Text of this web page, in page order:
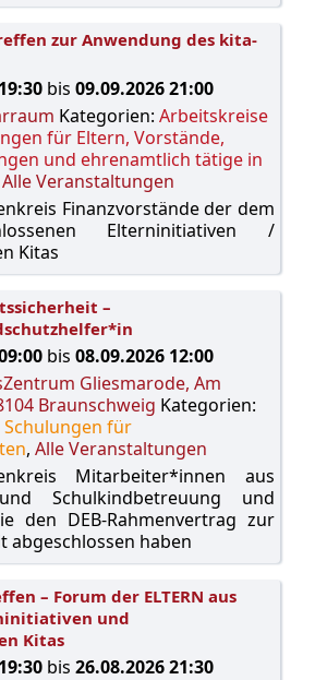
zur Anwendung des kita-
bis 09.09.2026 21:00
Kategorien: Arbeitskreise
für Eltern, Vorstände,
und ehrenamtlich tätige in
Alle Veranstaltungen
Finanzvorstände der dem
Elterninitiativen /
Kitas
–
bis 08.09.2026 12:00
Gliesmarode, Am
Braunschweig Kategorien:
für
, Alle Veranstaltungen
Mitarbeiter*innen aus
Schulkindbetreuung und
den DEB-Rahmenvertrag zur
abgeschlossen haben
– Forum der ELTERN aus
und
Kitas
bis 26.08.2026 21:30